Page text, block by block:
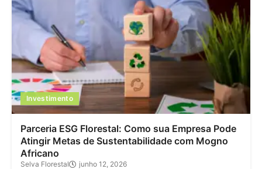
Investimento
Parceria ESG Florestal: Como sua Empresa Pode
Atingir Metas de Sustentabilidade com Mogno
Africano
Selva Florestal junho 12, 2026